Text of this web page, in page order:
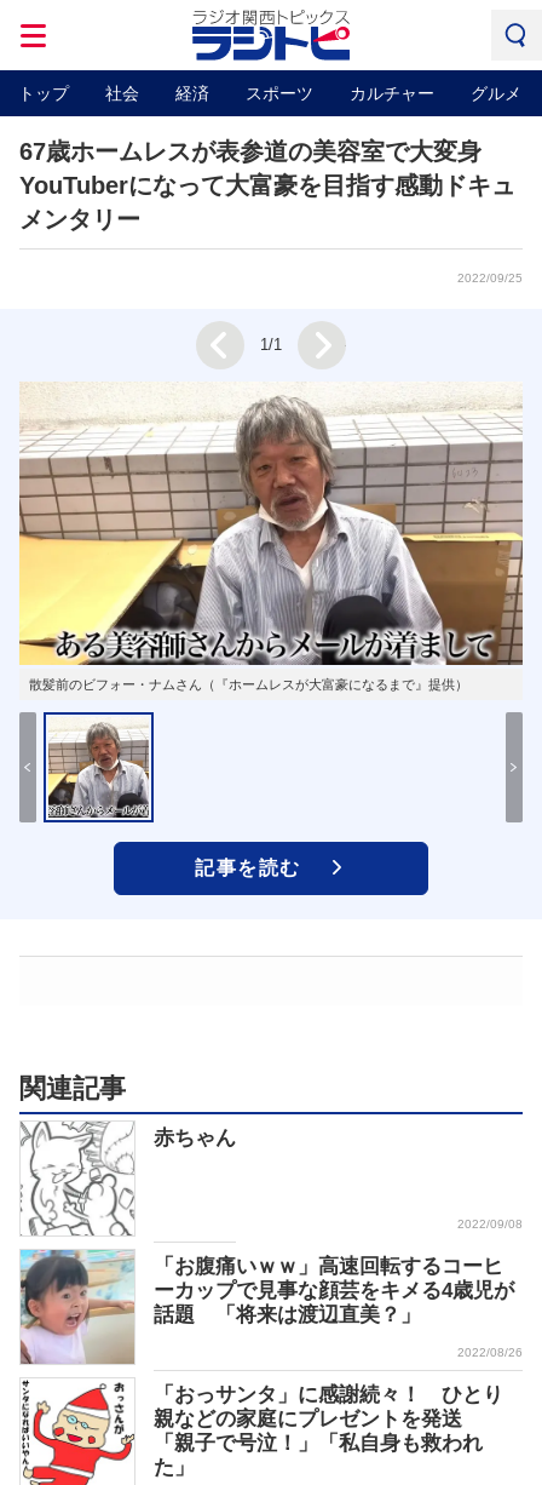
トップ 社会 経済 スポーツ カルチャー グルメ
67歳ホームレスが表参道の美容室で大変身
YouTuberになって大富豪を目指す感動ドキュ
メンタリー
2022/09/25
散髪前のビフォー・ナムさん（『ホームレスが大富豪になるまで』提供）
Prev 1/1
記事を読む
関連記事
赤ちゃん
2022/09/08
「お腹痛いｗｗ」高速回転するコーヒ
ーカップで見事な顔芸をキメる4歳児が
話題 「将来は渡辺直美？」
2022/08/26
「おっサンタ」に感謝続々！ ひとり
親などの家庭にプレゼントを発送
「親子で号泣！」「私自身も救われ
た」